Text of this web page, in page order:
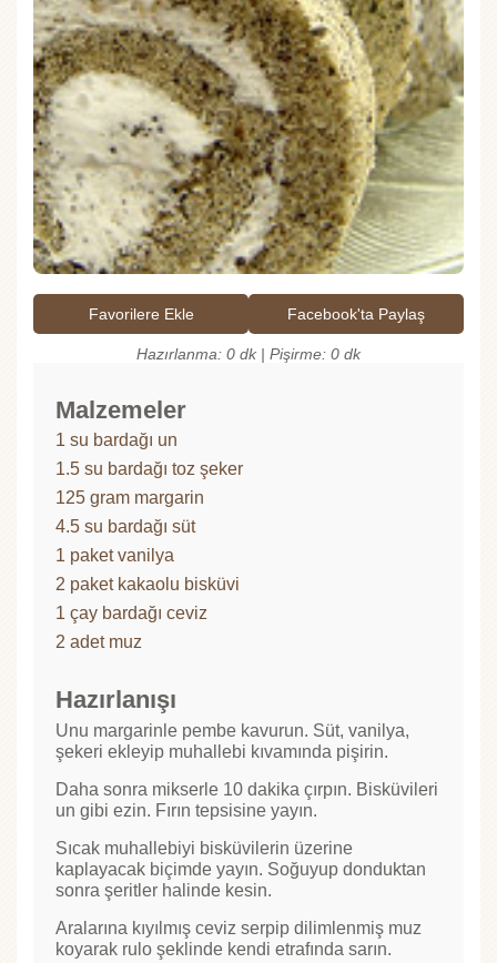
Favorilere Ekle Facebook'ta Paylaş
Hazırlanma: 0 dk | Pişirme: 0 dk
Malzemeler
1 su bardağı un
1.5 su bardağı toz şeker
125 gram margarin
4.5 su bardağı süt
1 paket vanilya
2 paket kakaolu bisküvi
1 çay bardağı ceviz
2 adet muz
Hazırlanışı
Unu margarinle pembe kavurun. Süt, vanilya,
şekeri ekleyip muhallebi kıvamında pişirin.
Daha sonra mikserle 10 dakika çırpın. Bisküvileri
un gibi ezin. Fırın tepsisine yayın.
Sıcak muhallebiyi bisküvilerin üzerine
kaplayacak biçimde yayın. Soğuyup donduktan
sonra şeritler halinde kesin.
Aralarına kıyılmış ceviz serpip dilimlenmiş muz
koyarak rulo şeklinde kendi etrafında sarın.